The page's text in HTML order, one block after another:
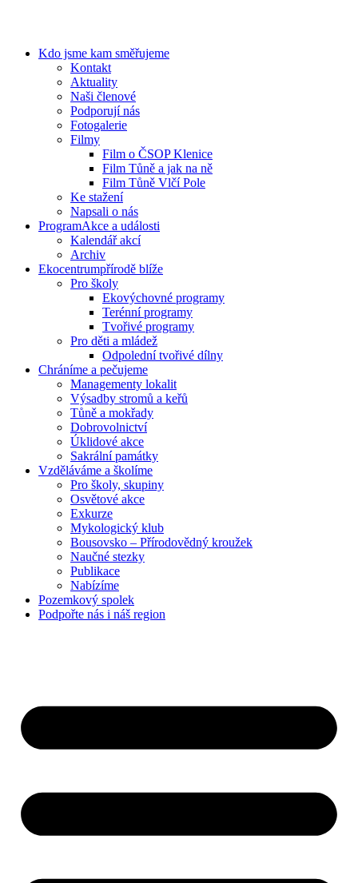
Kdo jsme kam směřujeme
Kontakt
Aktuality
Naši členové
Podporují nás
Fotogalerie
Filmy
Film o ČSOP Klenice
Film Tůně a jak na ně
Film Tůně Vlčí Pole
Ke stažení
Napsali o nás
ProgramAkce a události
Kalendář akcí
Archiv
Ekocentrumpřírodě blíže
Pro školy
Ekovýchovné programy
Terénní programy
Tvořivé programy
Pro děti a mládež
Odpolední tvořivé dílny
Chráníme a pečujeme
Managementy lokalit
Výsadby stromů a keřů
Tůně a mokřady
Dobrovolnictví
Úklidové akce
Sakrální památky
Vzděláváme a školíme
Pro školy, skupiny
Osvětové akce
Exkurze
Mykologický klub
Bousovsko – Přírodovědný kroužek
Naučné stezky
Publikace
Nabízíme
Pozemkový spolek
Podpořte nás i náš region